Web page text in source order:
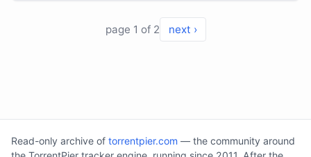
page 1 of 2 next ›
Read-only archive of torrentpier.com — the community around